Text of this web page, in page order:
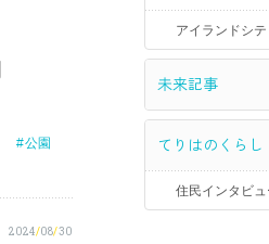
アイランドシ
未来記事
てりはのくらし
住民インタビュ
公園
2024/08/30